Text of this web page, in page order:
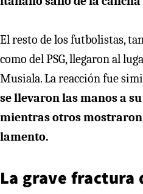
El resto de los futbolistas,
como del PSG, llegaron al
Musiala. La reacción fue
se llevaron las manos a
mientras otros
lamento.
La grave fractura